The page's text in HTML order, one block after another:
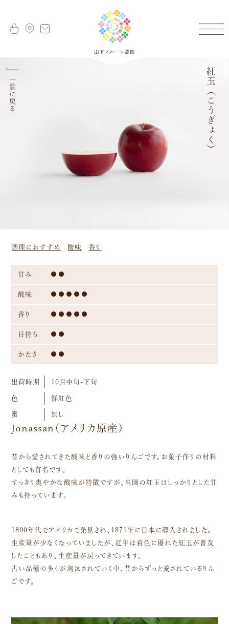
紅玉（こうぎょく）
一覧に戻る
調理におすすめ 酸味 香り
甘み
酸味
香り
日持ち
かたさ
出荷時期 10月中旬-下旬
色 鮮紅色
蜜 無し
Jonassan（アメリカ原産）
昔から愛されてきた酸味と香りの強いりんごです。お菓子作りの材料
としても有名です。
すっきり爽やかな酸味が特徴ですが、当園の紅玉はしっかりとした甘
みも持っています。
1800年代でアメリカで発見され、1871年に日本に導入されました。
生産量が少なくなっていましたが、近年は着色に優れた紅玉が普及
したこともあり、生産量が戻ってきています。
古い品種の多くが淘汰されていく中、昔からずっと愛されているりん
ごです。